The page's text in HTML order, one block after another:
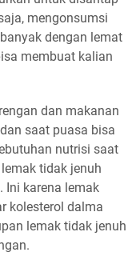
mengonsumsi
dengan lemat
membuat kalian
dan makanan
saat puasa bisa
nutrisi saat
tidak jenuh
Ini karena lemak
kolesterol dalma
lemak tidak jenuh